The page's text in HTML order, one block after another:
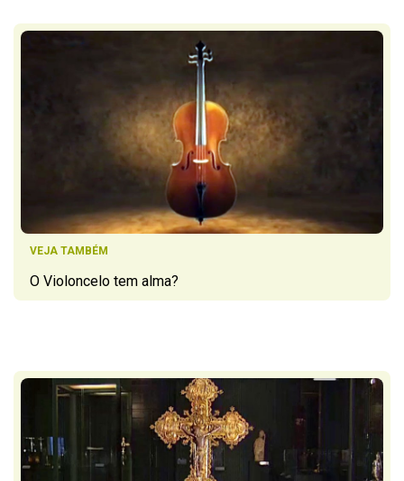
VEJA TAMBÉM
O Violoncelo tem alma?